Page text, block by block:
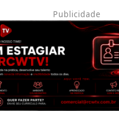
Publicidade